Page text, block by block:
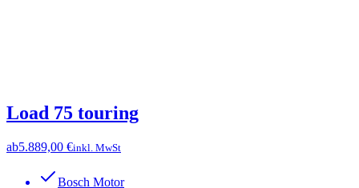
Load 75 touring
ab5.889,00 €inkl. MwSt
Bosch Motor